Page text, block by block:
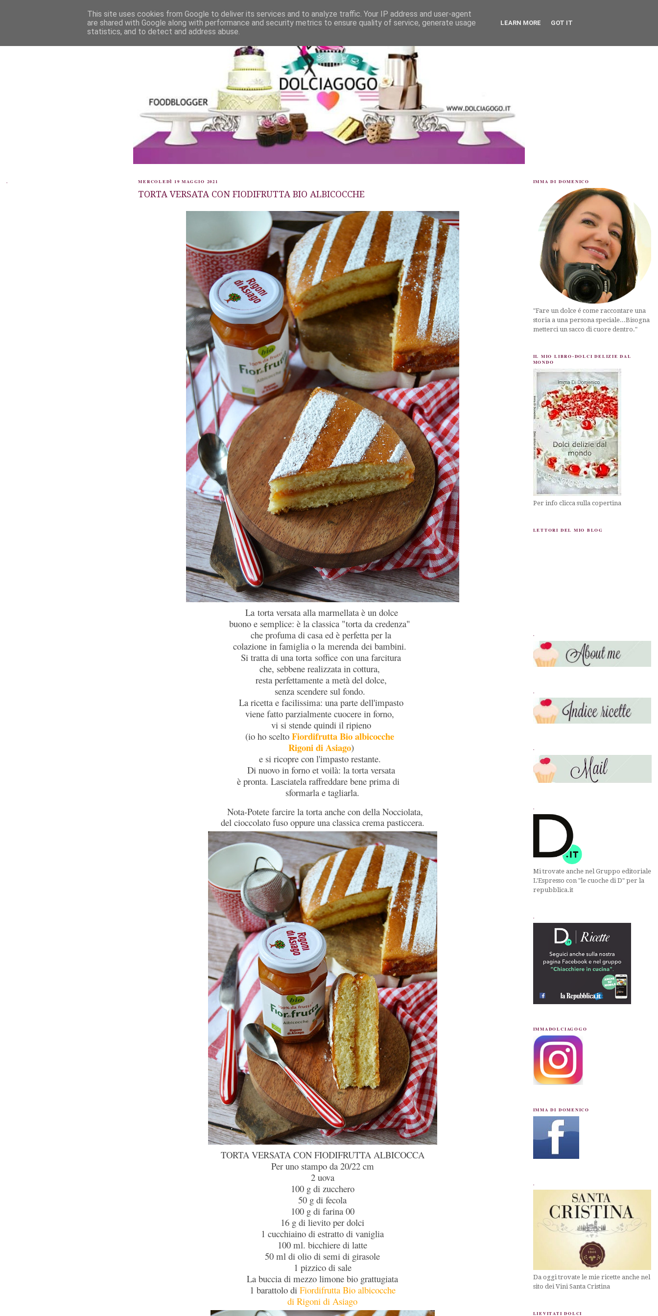
. MERCOLEDÌ 19 MAGGIO 2021
TORTA VERSATA CON FIODIFRUTTA BIO ALBICOCCHE
La torta versata alla marmellata è un dolce
buono e semplice: è la classica "torta da credenza"
che profuma di casa ed è perfetta per la
colazione in famiglia o la merenda dei bambini.
Si tratta di una torta soffice con una farcitura
che, sebbene realizzata in cottura,
resta perfettamente a metà del dolce,
senza scendere sul fondo.
La ricetta e facilissima: una parte dell'impasto
viene fatto parzialmente cuocere in forno,
vi si stende quindi il ripieno
(io ho sceltoFiordifrutta Bio albicocche
Rigoni di Asiago)
e si ricopre con l'impasto restante.
Di nuovo in forno et voilà: la torta versata
è pronta. Lasciatela raffreddare bene prima di
sformarla e tagliarla.
Nota-Potete farcire la torta anche con della Nocciolata,
del cioccolato fuso oppure una classica crema pasticcera.
TORTA VERSATA CON FIODIFRUTTA ALBICOCCA
Per uno stampo da 20/22 cm
2 uova
100 g di zucchero
50 g di fecola
100 g di farina 00
16 g di lievito per dolci
1 cucchiaino di estratto di vaniglia
100 ml. bicchiere di latte
50 ml di olio di semi di girasole
1 pizzico di sale
La buccia di mezzo limone bio grattugiata
1 barattolo di Fiordifrutta Bio albicocche
di Rigoni di Asiago
IMMA DI DOMENICO
"Fare un dolce é come raccontare una
storia a una persona speciale...Bisogna
metterci un sacco di cuore dentro."
IL MIO LIBRO-DOLCI DELIZIE DAL
MONDO
Per info clicca sulla copertina
LETTORI DEL MIO BLOG
.
.
.
.
Mi trovate anche nel Gruppo editoriale
L'Espresso con "le cuoche di D" per la
repubblica.it
.
IMMADOLCIAGOGO
IMMA DI DOMENICO
.
Da oggi trovate le mie ricette anche nel
sito dei Vini Santa Cristina
LIEVITATI DOLCI
This site uses cookies from Google to deliver its services and to analyze traffic. Your IP address and user-agent
are shared with Google along with performance and security metrics to ensure quality of service, generate usage
statistics, and to detect and address abuse.
LEARN MORE GOT IT